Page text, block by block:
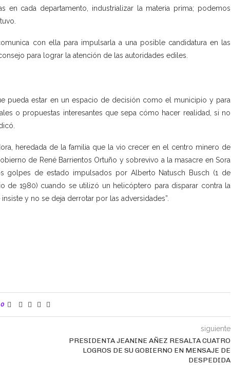
en cada departamento, industrializar la materia prima; podemos
con ella para impulsarla a una posible candidatura en las
para lograr la atención de las autoridades ediles.
pueda estar en un espacio de decisión como el municipio y para
o propuestas interesantes que sepa cómo hacer realidad, si no
heredada de la familia que la vio crecer en el centro minero de
de René Barrientos Ortuño y sobrevivo a la masacre en Sora
golpes de estado impulsados por Alberto Natusch Busch (1 de
de 1980) cuando se utilizó un helicóptero para disparar contra la
y no se deja derrotar por las adversidades”.
0
siguiente
PRESIDENTA JEANINE AÑEZ RESALTA CUATRO
LOGROS DE SU GOBIERNO EN MENSAJE DE
DESPEDIDA